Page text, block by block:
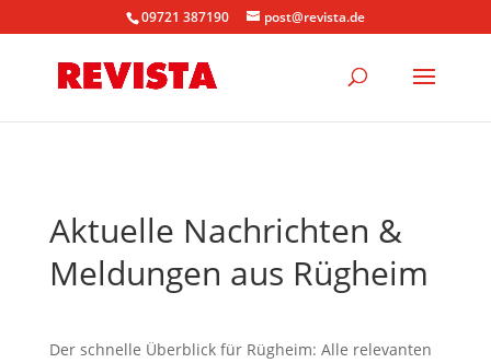
09721 387190 post@revista.de
Aktuelle Nachrichten &
Meldungen aus Rügheim
Der schnelle Überblick für Rügheim: Alle relevanten